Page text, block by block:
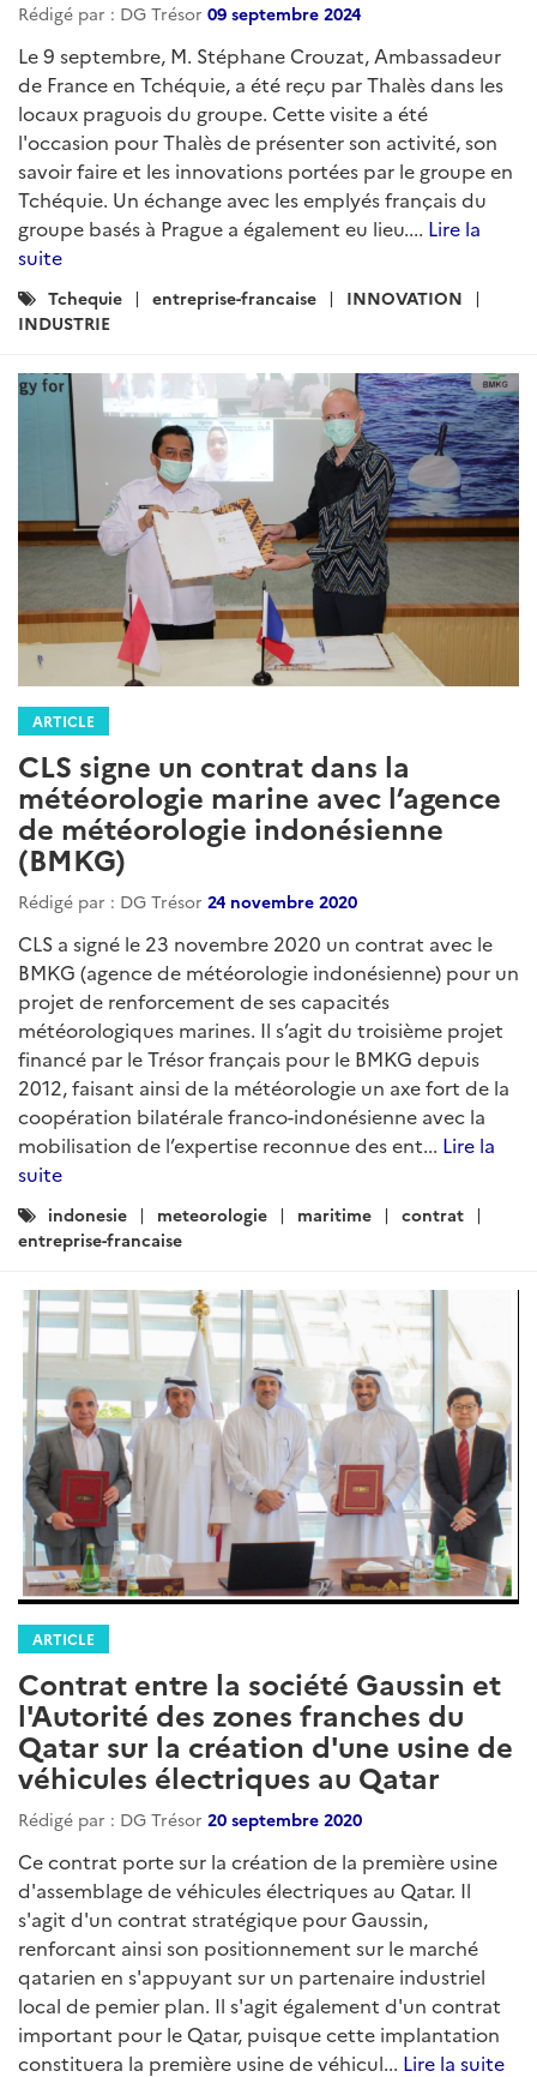
Rédigé par : DG Trésor 09 septembre 2024
Le 9 septembre, M. Stéphane Crouzat, Ambassadeur
de France en Tchéquie, a été reçu par Thalès dans les
locaux praguois du groupe. Cette visite a été
l'occasion pour Thalès de présenter son activité, son
savoir faire et les innovations portées par le groupe en
Tchéquie. Un échange avec les emplyés français du
groupe basés à Prague a également eu lieu.... Lire la
suite
Catégories
:
Tchequie entreprise-francaise
INNOVATION
INDUSTRIE
ARTICLE
CLS signe un contrat dans la
météorologie marine avec l’agence
de météorologie indonésienne
(BMKG)
Rédigé par : DG Trésor 24 novembre 2020
CLS a signé le 23 novembre 2020 un contrat avec le
BMKG (agence de météorologie indonésienne) pour un
projet de renforcement de ses capacités
météorologiques marines. Il s’agit du troisième projet
financé par le Trésor français pour le BMKG depuis
2012, faisant ainsi de la météorologie un axe fort de la
coopération bilatérale franco-indonésienne avec la
mobilisation de l’expertise reconnue des ent... Lire la
suite
Catégories
:
indonesie meteorologie maritime
contrat
entreprise-francaise
ARTICLE
Contrat entre la société Gaussin et
l'Autorité des zones franches du
Qatar sur la création d'une usine de
véhicules électriques au Qatar
Rédigé par : DG Trésor 20 septembre 2020
Ce contrat porte sur la création de la première usine
d'assemblage de véhicules électriques au Qatar. Il
s'agit d'un contrat stratégique pour Gaussin,
renforcant ainsi son positionnement sur le marché
qatarien en s'appuyant sur un partenaire industriel
local de pemier plan. Il s'agit également d'un contrat
important pour le Qatar, puisque cette implantation
constituera la première usine de véhicul... Lire la suite